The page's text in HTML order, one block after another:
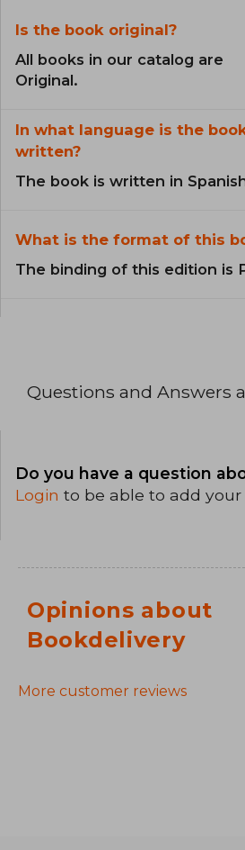
Is the book original?
All books in our catalog are
Original.
In what language is the
written?
The book is written in
What is the format of this
The binding of this edition is
Questions and Answers
Do you have a question
Login to be able to add
Opinions about
Bookdelivery
More customer reviews